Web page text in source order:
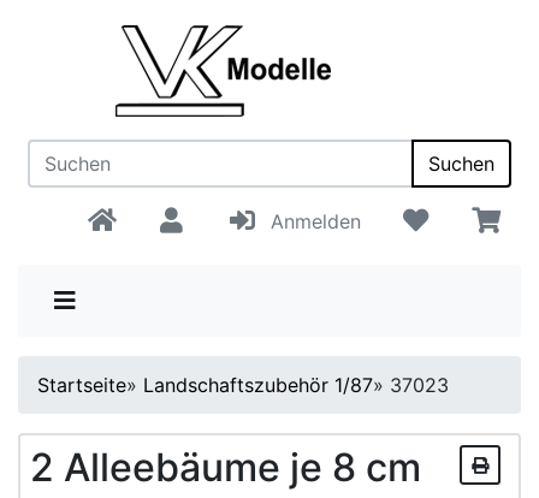
Suchen
Anmelden
Startseite» Landschaftszubehör 1/87» 37023
2 Alleebäume je 8 cm